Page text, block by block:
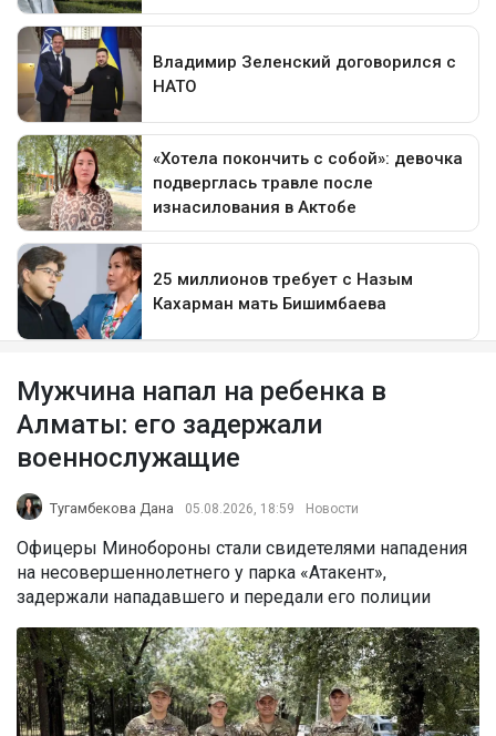
Мужчина напал на ребенка в
Алматы: его задержали
военнослужащие
Тугамбекова Дана 05.08.2026, 18:59 Новости
Офицеры Минобороны стали свидетелями нападения
на несовершеннолетнего у парка «Атакент»,
задержали нападавшего и передали его полиции